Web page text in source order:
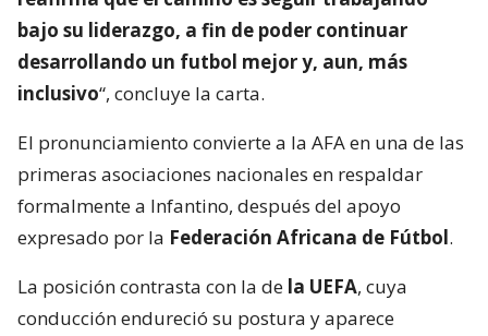
bajo su liderazgo, a fin de poder continuar
desarrollando un futbol mejor y, aun, más
inclusivo“, concluye la carta.
El pronunciamiento convierte a la AFA en una de las
primeras asociaciones nacionales en respaldar
formalmente a Infantino, después del apoyo
expresado por la Federación Africana de Fútbol.
La posición contrasta con la de la UEFA, cuya
conducción endureció su postura y aparece